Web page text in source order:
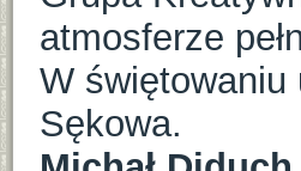
atmosferze
W świętowaniu
Sękowa.